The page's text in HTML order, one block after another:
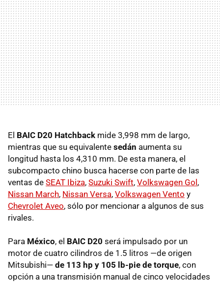
El BAIC D20 Hatchback mide 3,998 mm de largo,
mientras que su equivalente sedán aumenta su
longitud hasta los 4,310 mm. De esta manera, el
subcompacto chino busca hacerse con parte de las
ventas de SEAT Ibiza, Suzuki Swift, Volkswagen Gol ,
Nissan March, Nissan Versa, Volkswagen Vento y
Chevrolet Aveo, sólo por mencionar a algunos de sus
rivales.
Para México, el BAIC D20 será impulsado por un
motor de cuatro cilindros de 1.5 litros —de origen
Mitsubishi— de 113 hp y 105 lb-pie de torque, con
opción a una transmisión manual de cinco velocidades